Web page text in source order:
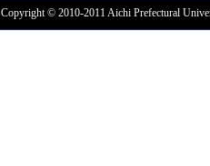
Copyright © 2010-2011 Aichi Prefectural